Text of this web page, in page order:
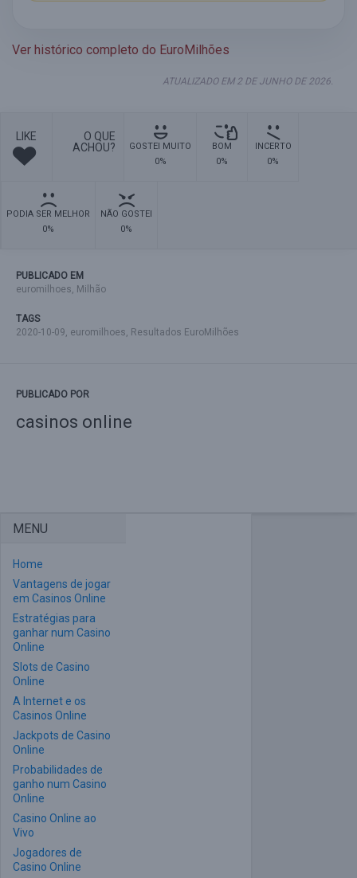
Ver histórico completo do EuroMilhões
ATUALIZADO EM 2 DE JUNHO DE 2026.
LIKE
O QUE
ACHOU?
GOSTEI MUITO
0%
BOM
0%
INCERTO
0%
PODIA SER MELHOR
0%
NÃO GOSTEI
0%
PUBLICADO EM
euromilhoes, Milhão
TAGS
2020-10-09, euromilhoes, Resultados EuroMilhões
PUBLICADO POR
casinos online
MENU
Home
Vantagens de jogar
em Casinos Online
Estratégias para
ganhar num Casino
Online
Slots de Casino
Online
A Internet e os
Casinos Online
Jackpots de Casino
Online
Probabilidades de
ganho num Casino
Online
Casino Online ao
Vivo
Jogadores de
Casino Online